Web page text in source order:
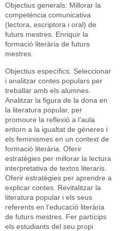
Objectius generals: Millorar la
competència comunicativa
(lectora, escriptora i oral) de
futurs mestres. Enriquir la
formació literària de futurs
mestres.
Objectius específics: Seleccionar
i analitzar contes populars per
treballar amb els alumnes.
Analitzar la figura de la dona en
la literatura popular, per
promoure la reflexió a l’aula
entorn a la igualtat de gèneres i
els feminismes en un context de
formació literària. Oferir
estratègies per millorar la lectura
interpretativa de textos literaris.
Oferir estratègies per aprendre a
explicar contes. Revitalitzar la
literatura popular i els seus
referents en l’educació literària
de futurs mestres. Fer partícips
els estudiants del seu propi